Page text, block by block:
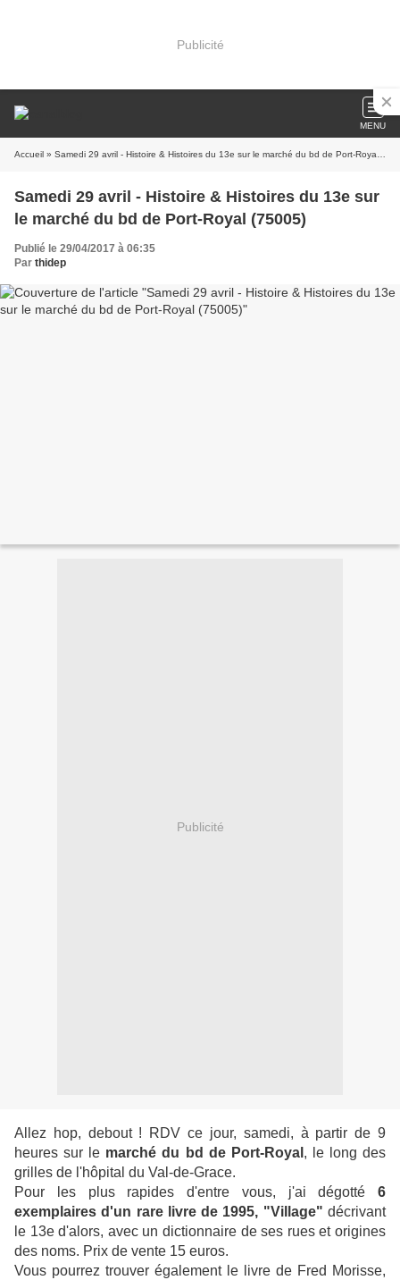
Publicité
MENU
Accueil » Samedi 29 avril - Histoire & Histoires du 13e sur le marché du bd de Port-Royal (75005)
Samedi 29 avril - Histoire & Histoires du 13e sur
le marché du bd de Port-Royal (75005)
Publié le 29/04/2017 à 06:35
Par thidep
Publicité
Allez hop, debout ! RDV ce jour, samedi, à partir de 9
heures sur le marché du bd de Port-Royal , le long des
grilles de l'hôpital du Val-de-Grace.
Pour les plus rapides d'entre vous, j'ai dégotté 6
exemplaires d'un rare livre de 1995, "Village" décrivant
le 13e d'alors, avec un dictionnaire de ses rues et origines
des noms. Prix de vente 15 euros.
Vous pourrez trouver également le livre de Fred Morisse,